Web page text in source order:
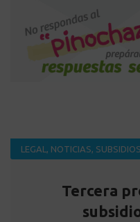
LEGAL NOTICIAS SUBSIDIOS
Tercera